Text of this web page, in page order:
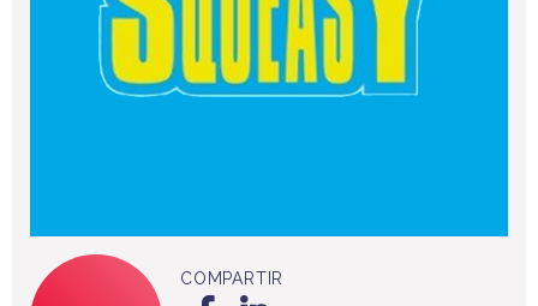
COMPARTIR